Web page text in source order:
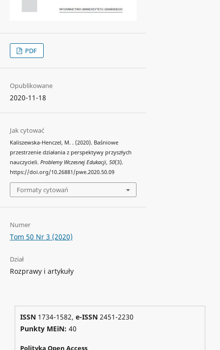
PDF
Opublikowane
2020-11-18
Jak cytować
Kaliszewska-Henczel, M. . (2020). Baśniowe
przestrzenie działania z perspektywy przyszłych
nauczycieli. Problemy Wczesnej Edukacji, 50(3).
https://doi.org/10.26881/pwe.2020.50.09
Formaty cytowań
Numer
Tom 50 Nr 3 (2020)
Dział
Rozprawy i artykuły
ISSN1734-1582, e-ISSN2451-2230
Punkty MEiN: 40
Polityka Open Access